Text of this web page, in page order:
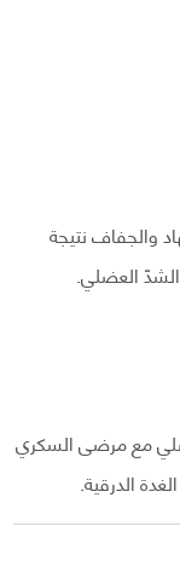
والجفاف نتيجة
العضلي.
مع مرضى السكري
الدرقية.